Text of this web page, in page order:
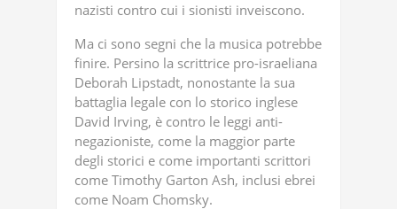
nazisti contro cui i sionisti inveiscono.
Ma ci sono segni che la musica potrebbe
finire. Persino la scrittrice pro-israeliana
Deborah Lipstadt, nonostante la sua
battaglia legale con lo storico inglese
David Irving, è contro le leggi anti-
negazioniste, come la maggior parte
degli storici e come importanti scrittori
come Timothy Garton Ash, inclusi ebrei
come Noam Chomsky.